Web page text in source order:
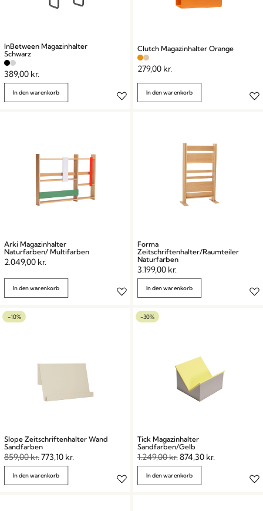
InBetween Magazinhalter
Schwarz
389,00 kr.
In den warenkorb
Clutch Magazinhalter Orange
279,00 kr.
In den warenkorb
Arki Magazinhalter
Naturfarben/ Multifarben
2.049,00 kr.
In den warenkorb
Forma
Zeitschriftenhalter/Raumteiler
Naturfarben
3.199,00 kr.
In den warenkorb
-10%
Slope Zeitschriftenhalter Wand
Sandfarben
859,00kr.773,10 kr.
In den warenkorb
-30%
Tick Magazinhalter
Sandfarben/Gelb
1.249,00kr.874,30 kr.
In den warenkorb